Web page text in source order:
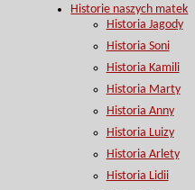
Historie naszych matek
Historia Jagody
Historia Soni
Historia Kamili
Historia Marty
Historia Anny
Historia Luizy
Historia Arlety
Historia Lidii